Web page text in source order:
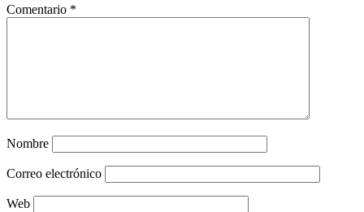
Comentario *
Nombre
Correo electrónico
Web